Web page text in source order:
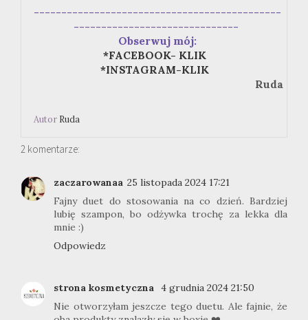
---------------------------------------------
------------------------------
Obserwuj mój:
*FACEBOOK- KLIK
*INSTAGRAM-KLIK
Ruda
Autor Ruda
2 komentarze:
zaczarowanaa 25 listopada 2024 17:21
Fajny duet do stosowania na co dzień. Bardziej
lubię szampon, bo odżywka trochę za lekka dla
mnie :)
Odpowiedz
strona kosmetyczna 4 grudnia 2024 21:50
Nie otworzyłam jeszcze tego duetu. Ale fajnie, że